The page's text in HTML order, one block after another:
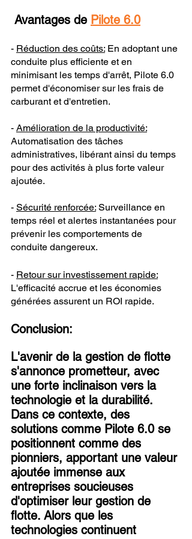
Avantages de Pilote 6.0
- Réduction des coûts: En adoptant une
conduite plus efficiente et en
minimisant les temps d'arrêt, Pilote 6.0
permet d'économiser sur les frais de
carburant et d'entretien.
- Amélioration de la productivité:
Automatisation des tâches
administratives, libérant ainsi du temps
pour des activités à plus forte valeur
ajoutée.
- Sécurité renforcée: Surveillance en
temps réel et alertes instantanées pour
prévenir les comportements de
conduite dangereux.
- Retour sur investissement rapide:
L'efficacité accrue et les économies
générées assurent un ROI rapide.
Conclusion:
L'avenir de la gestion de flotte
s'annonce prometteur, avec
une forte inclinaison vers la
technologie et la durabilité.
Dans ce contexte, des
solutions comme Pilote 6.0 se
positionnent comme des
pionniers, apportant une valeur
ajoutée immense aux
entreprises soucieuses
d'optimiser leur gestion de
flotte. Alors que les
technologies continuent